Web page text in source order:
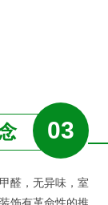
03
醛，无异味，室